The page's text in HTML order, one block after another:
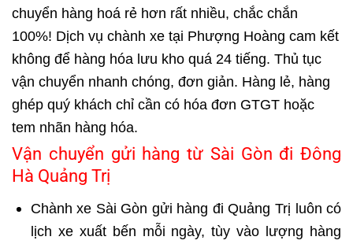
chuyển hàng hoá rẻ hơn rất nhiều, chắc chắn
100%! Dịch vụ chành xe tại Phượng Hoàng cam kết
không để hàng hóa lưu kho quá 24 tiếng. Thủ tục
vận chuyển nhanh chóng, đơn giản. Hàng lẻ, hàng
ghép quý khách chỉ cần có hóa đơn GTGT hoặc
tem nhãn hàng hóa.
Vận chuyển gửi hàng từ Sài Gòn đi Đông
Hà Quảng Trị
Chành xe Sài Gòn gửi hàng đi Quảng Trị luôn có
lịch xe xuất bến mỗi ngày, tùy vào lượng hàng